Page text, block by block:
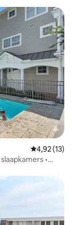
Gemiddelde
4,92 (13)
•